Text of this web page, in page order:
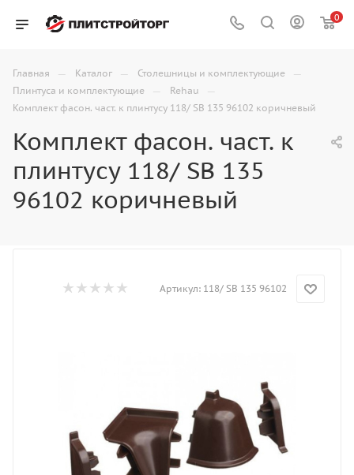
0
Главная — Каталог — Столешницы и комплектующие —
Плинтуса и комплектующие — Rehau —
Комплект фасон. част. к плинтусу 118/ SB 135 96102 коричневый
Комплект фасон. част. к
плинтусу 118/ SB 135
96102 коричневый
Артикул: 118/ SB 135 96102